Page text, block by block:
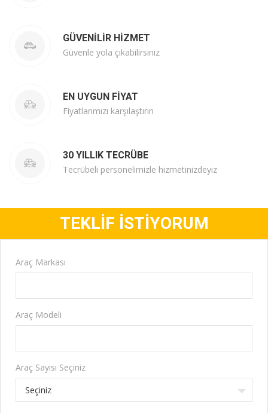
GÜVENILIR HIZMET
Güvenle yola çıkabilirsiniz
EN UYGUN FIYAT
Fiyatlarımızı karşılaştırın
30 YILLIK TECRÜBE
Tecrübeli personelimizle hizmetinizdeyiz
TEKLİF İSTİYORUM
Araç Markası
Araç Modeli
Araç Sayısı Seçiniz
Seçiniz